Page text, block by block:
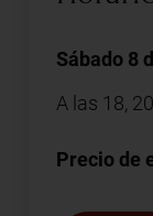
Sábado 8
A las 18,
Precio de